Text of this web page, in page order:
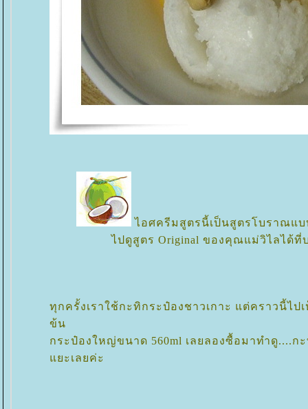
ไอศครีมสูตรนี้เป็นสูตรโบราณแ
ไปดูสูตร Original ของคุณแม่วิไลได้ที่
ทุกครั้งเราใช้กะทิกระป๋องชาวเกาะ แต่คราวนี้ไ
ข้น
กระป๋องใหญ่ขนาด 560ml เลยลองซื้อมาทำดู....
ะเลยค่ะ